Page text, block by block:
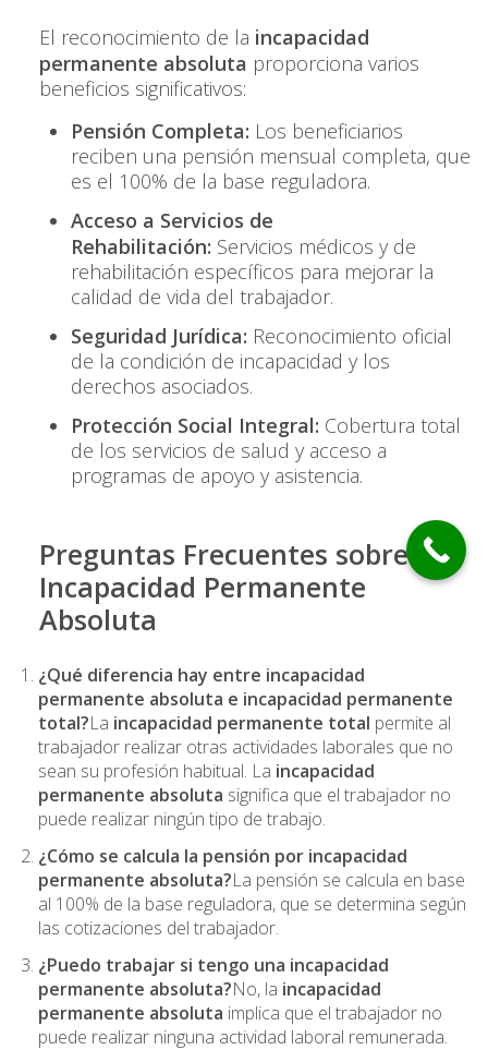
El reconocimiento de la incapacidad
permanente absoluta proporciona varios
beneficios significativos:
Pensión Completa: Los beneficiarios
reciben una pensión mensual completa, que
es el 100% de la base reguladora.
Acceso a Servicios de
Rehabilitación: Servicios médicos y de
rehabilitación específicos para mejorar la
calidad de vida del trabajador.
Seguridad Jurídica: Reconocimiento oficial
de la condición de incapacidad y los
derechos asociados.
Protección Social Integral: Cobertura total
de los servicios de salud y acceso a
programas de apoyo y asistencia.
Preguntas Frecuentes sobre la
Incapacidad Permanente
Absoluta
¿Qué diferencia hay entre incapacidad
permanente absoluta e incapacidad permanente
total?La incapacidad permanente total permite al
trabajador realizar otras actividades laborales que no
sean su profesión habitual. La incapacidad
permanente absoluta significa que el trabajador no
puede realizar ningún tipo de trabajo.
¿Cómo se calcula la pensión por incapacidad
permanente absoluta?La pensión se calcula en base
al 100% de la base reguladora, que se determina según
las cotizaciones del trabajador.
¿Puedo trabajar si tengo una incapacidad
permanente absoluta?No, la incapacidad
permanente absoluta implica que el trabajador no
puede realizar ninguna actividad laboral remunerada.